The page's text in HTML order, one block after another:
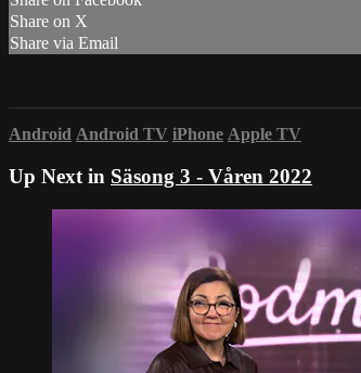
Share on X
Share via Email
Android Android TV iPhone Apple TV
Up Next in Säsong 3 - Våren 2022